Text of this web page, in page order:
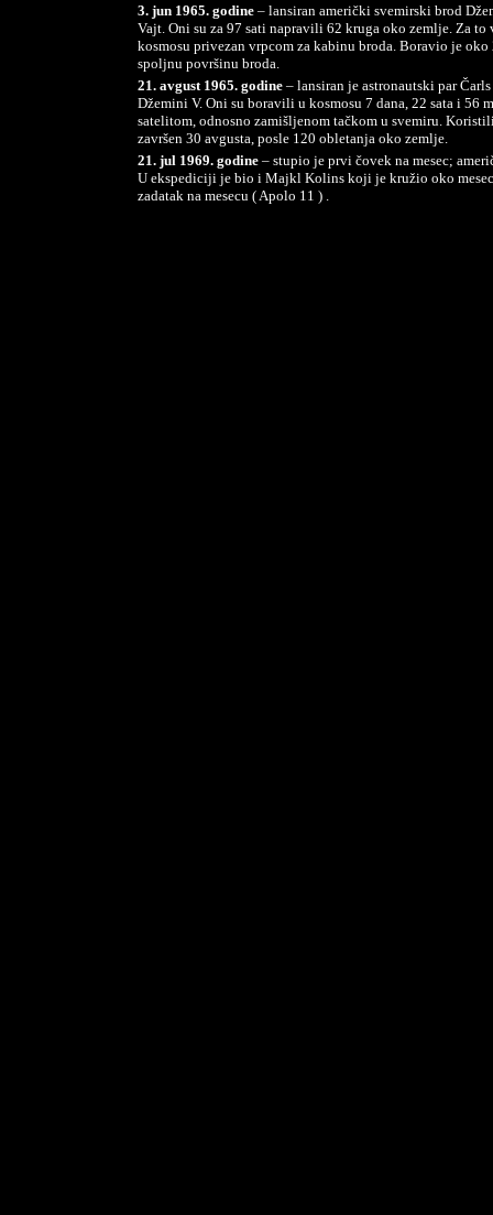
3. jun 1965. godine – lansiran američki svemirski brod
Vajt. Oni su za 97 sati napravili 62 kruga oko zemlje. Za
kosmosu privezan vrpcom za kabinu broda. Boravio je
spoljnu površinu broda.
21. avgust 1965. godine – lansiran je astronautski par
Džemini V. Oni su boravili u kosmosu 7 dana, 22 sata i 56
satelitom, odnosno zamišljenom tačkom u svemiru.
završen 30 avgusta, posle 120 obletanja oko zemlje.
21. jul 1969. godine – stupio je prvi čovek na mesec;
U ekspediciji je bio i Majkl Kolins koji je kružio oko
zadatak na mesecu ( Apolo 11 ) .